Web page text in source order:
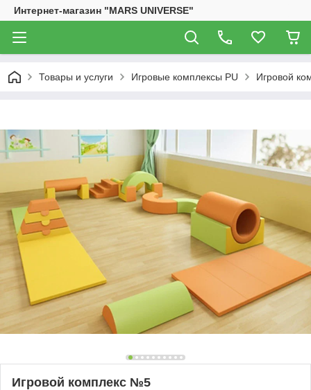
Интернет-магазин "MARS UNIVERSE"
Товары и услуги Игровые комплексы PU Игровой
Игровой комплекс №5